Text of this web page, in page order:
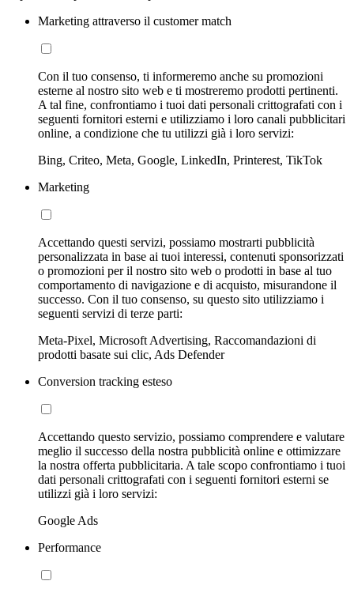
Marketing attraverso il customer match
Con il tuo consenso, ti informeremo anche su promozioni
esterne al nostro sito web e ti mostreremo prodotti pertinenti.
A tal fine, confrontiamo i tuoi dati personali crittografati con i
seguenti fornitori esterni e utilizziamo i loro canali pubblicitari
online, a condizione che tu utilizzi già i loro servizi:
Bing, Criteo, Meta, Google, LinkedIn, Printerest, TikTok
Marketing
Accettando questi servizi, possiamo mostrarti pubblicità
personalizzata in base ai tuoi interessi, contenuti sponsorizzati
o promozioni per il nostro sito web o prodotti in base al tuo
comportamento di navigazione e di acquisto, misurandone il
successo. Con il tuo consenso, su questo sito utilizziamo i
seguenti servizi di terze parti:
Meta-Pixel, Microsoft Advertising, Raccomandazioni di
prodotti basate sui clic, Ads Defender
Conversion tracking esteso
Accettando questo servizio, possiamo comprendere e valutare
meglio il successo della nostra pubblicità online e ottimizzare
la nostra offerta pubblicitaria. A tale scopo confrontiamo i tuoi
dati personali crittografati con i seguenti fornitori esterni se
utilizzi già i loro servizi:
Google Ads
Performance